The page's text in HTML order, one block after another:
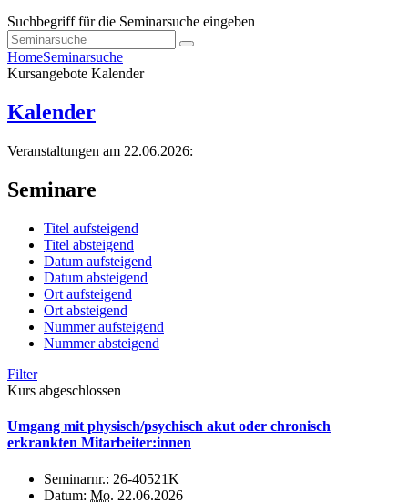
Suchbegriff für die Seminarsuche eingeben
HomeSeminarsuche
Kursangebote Kalender
Kalender
Veranstaltungen am 22.06.2026:
Seminare
Titel aufsteigend
Titel absteigend
Datum aufsteigend
Datum absteigend
Ort aufsteigend
Ort absteigend
Nummer aufsteigend
Nummer absteigend
Filter
Kurs abgeschlossen
Umgang mit physisch/psychisch akut oder chronisch
erkrankten Mitarbeiter:innen
Seminarnr.: 26-40521K
Datum: Mo. 22.06.2026